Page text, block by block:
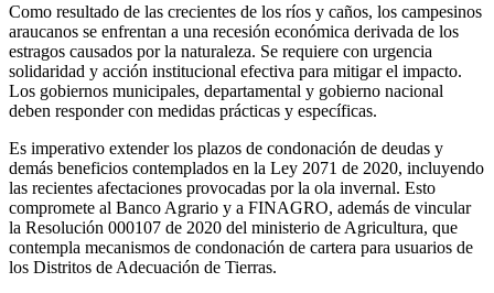
Como resultado de las crecientes de los ríos y caños, los campesinos
araucanos se enfrentan a una recesión económica derivada de los
estragos causados por la naturaleza. Se requiere con urgencia
solidaridad y acción institucional efectiva para mitigar el impacto.
Los gobiernos municipales, departamental y gobierno nacional
deben responder con medidas prácticas y específicas.
Es imperativo extender los plazos de condonación de deudas y
demás beneficios contemplados en la Ley 2071 de 2020, incluyendo
las recientes afectaciones provocadas por la ola invernal. Esto
compromete al Banco Agrario y a FINAGRO, además de vincular
la Resolución 000107 de 2020 del ministerio de Agricultura, que
contempla mecanismos de condonación de cartera para usuarios de
los Distritos de Adecuación de Tierras.